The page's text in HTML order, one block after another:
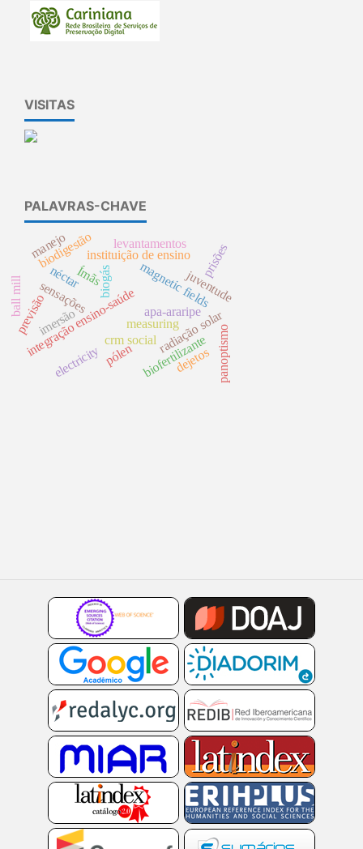
VISITAS
PALAVRAS-CHAVE
integração ensino-saúde
biogás
measuring
magnetic fields
sensações
imersão radiação solar
previsão
instituição de ensino
crm social
biodigestão
biofertilizante
levantamentos
dejetos
juventude
Ímãs
apa-araripe
electricity
prisões
panoptismo
ball mill
manejo
néctar
pólen